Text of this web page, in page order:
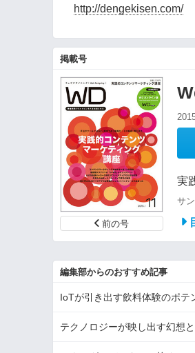
http://dengekisen.com/
掲載号
前の号
実
サ
編集部からのおすすめ記事
IoTが引き出す飲料体験のポテ
テクノロジーが映し出す幻想